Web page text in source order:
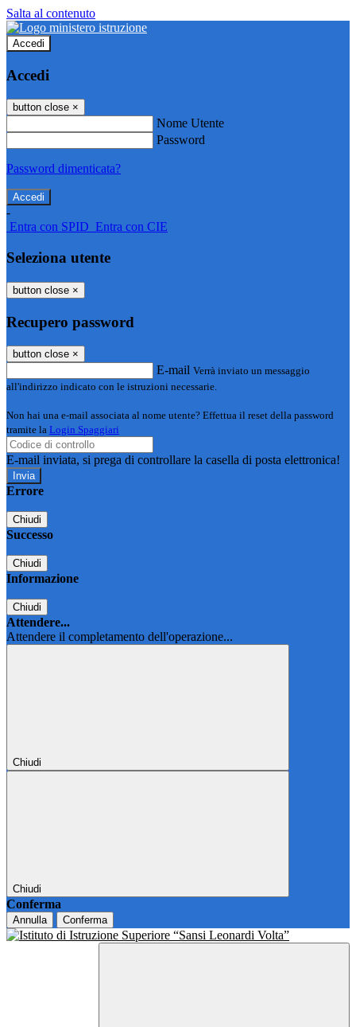
Salta al contenuto
Accedi
Accedi
button close ×
Nome Utente
Password
Password dimenticata?
-
Entra con SPID Entra con CIE
Seleziona utente
button close ×
Recupero password
button close ×
E-mail Verrà inviato un messaggio
all'indirizzo indicato con le istruzioni necessarie.
Non hai una e-mail associata al nome utente? Effettua il reset della password
tramite la Login Spaggiari
E-mail inviata, si prega di controllare la casella di posta elettronica!
Errore
Chiudi
Successo
Chiudi
Informazione
Chiudi
Attendere...
Attendere il completamento dell'operazione...
Chiudi
Chiudi
Conferma
Annulla Conferma